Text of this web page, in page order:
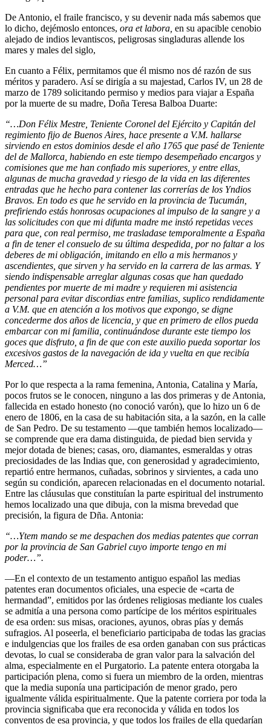
De Antonio, el fraile francisco, y su devenir nada más sabemos que
lo dicho, dejémoslo entonces, ora et labora, en su apacible cenobio
alejado de indios levantiscos, peligrosas singladuras allende los
mares y males del siglo,
En cuanto a Félix, permitamos que él mismo nos dé razón de sus
méritos y paradero. Así se dirigía a su majestad, Carlos IV, un 28 de
marzo de 1789 solicitando permiso y medios para viajar a España
por la muerte de su madre, Doña Teresa Balboa Duarte:
“…Don Félix Mestre, Teniente Coronel del Ejército y Capitán del
regimiento fijo de Buenos Aires, hace presente a V.M. hallarse
sirviendo en estos dominios desde el año 1765 que pasé de Teniente
del de Mallorca, habiendo en este tiempo desempeñado encargos y
comisiones que me han confiado mis superiores, y entre ellas,
algunas de mucha gravedad y riesgo de la vida en las diferentes
entradas que he hecho para contener las correrías de los Yndios
Bravos. En todo es que he servido en la provincia de Tucumán,
prefiriendo estás honrosas ocupaciones al impulso de la sangre y a
las solicitudes con que mi difunta madre me instó repetidas veces
para que, con real permiso, me trasladase temporalmente a España
a fin de tener el consuelo de su última despedida, por no faltar a los
deberes de mi obligación, imitando en ello a mis hermanos y
ascendientes, que sirven y ha servido en la carrera de las armas. Y
siendo indispensable arreglar algunas cosas que han quedado
pendientes por muerte de mi madre y requieren mi asistencia
personal para evitar discordias entre familias, suplico rendidamente
a V.M. que en atención a los motivos que expongo, se digne
concederme dos años de licencia, y que en primero de ellos pueda
embarcar con mi familia, continuándose durante este tiempo los
goces que disfruto, a fin de que con este auxilio pueda soportar los
excesivos gastos de la navegación de ida y vuelta en que recibía
Merced…”
Por lo que respecta a la rama femenina, Antonia, Catalina y María,
pocos frutos se le conocen, ninguno a las dos primeras y de Antonia,
fallecida en estado honesto (no conoció varón), que lo hizo un 6 de
enero de 1806, en la casa de su habitación sita, a la sazón, en la calle
de San Pedro. De su testamento —que también hemos localizado—
se comprende que era dama distinguida, de piedad bien servida y
mejor dotada de bienes; casas, oro, diamantes, esmeraldas y otras
preciosidades de las Indias que, con generosidad y agradecimiento,
repartió entre hermanos, cuñadas, sobrinos y sirvientes, a cada uno
según su condición, aparecen relacionadas en el documento notarial.
Entre las cláusulas que constituían la parte espiritual del instrumento
hemos localizado una que dibuja, con la misma brevedad que
precisión, la figura de Dña. Antonia:
“…Ytem mando se me despachen dos medias patentes que corran
por la provincia de San Gabriel cuyo importe tengo en mi
poder…”.
—En el contexto de un testamento antiguo español las medias
patentes eran documentos oficiales, una especie de «carta de
hermandad”, emitidos por las órdenes religiosas mediante los cuales
se admitía a una persona como partícipe de los méritos espirituales
de esa orden: sus misas, oraciones, ayunos, obras pías y demás
sufragios. Al poseerla, el beneficiario participaba de todas las gracias
e indulgencias que los frailes de esa orden ganaban con sus prácticas
devotas, lo cual se consideraba de gran valor para la salvación del
alma, especialmente en el Purgatorio. La patente entera otorgaba la
participación plena, como si fuera un miembro de la orden, mientras
que la media suponía una participación de menor grado, pero
igualmente válida espiritualmente. Que la patente corriera por toda la
provincia significaba que era reconocida y válida en todos los
conventos de esa provincia, y que todos los frailes de ella quedarían